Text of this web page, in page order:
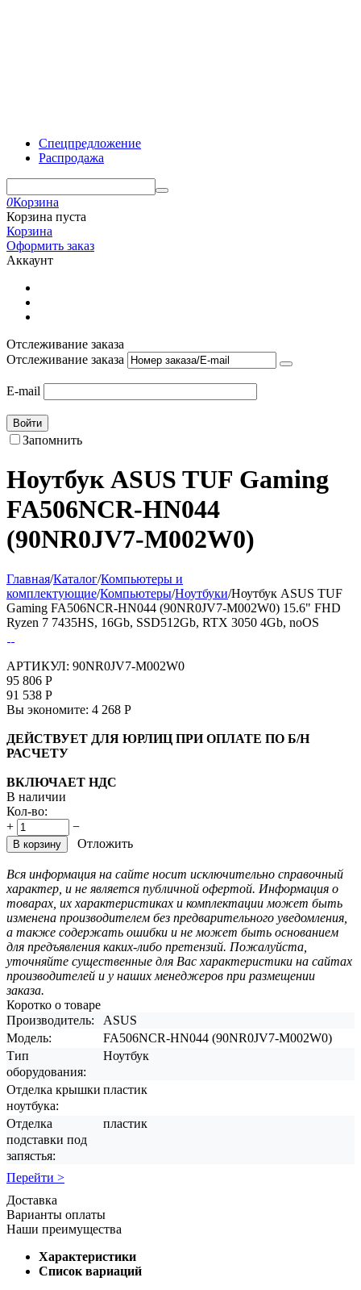
Спецпредложение
Распродажа
0Корзина
Корзина пуста
Корзина
Оформить заказ
Аккаунт
Отслеживание заказа
Отслеживание заказа
E-mail
Войти
Запомнить
Ноутбук ASUS TUF Gaming
FA506NCR-HN044
(90NR0JV7-M002W0)
Главная/Каталог/Компьютеры и
комплектующие/Компьютеры/Ноутбуки/Ноутбук ASUS TUF
Gaming FA506NCR-HN044 (90NR0JV7-M002W0) 15.6" FHD
Ryzen 7 7435HS, 16Gb, SSD512Gb, RTX 3050 4Gb, noOS
АРТИКУЛ: 90NR0JV7-M002W0
95 806 Р
91 538 Р
Вы экономите: 4 268 Р
ДЕЙСТВУЕТ ДЛЯ ЮРЛИЦ ПРИ ОПЛАТЕ ПО Б/Н
РАСЧЕТУ
ВКЛЮЧАЕТ НДС
В наличии
Кол-во:
+
−
В корзину Отложить
Вся информация на сайте носит исключительно справочный
характер, и не является публичной офертой. Информация о
товарах, их характеристиках и комплектации может быть
изменена производителем без предварительного уведомления,
а также содержать ошибки и не может быть основанием
для предъявления каких-либо претензий. Пожалуйста,
уточняйте существенные для Вас характеристики на сайтах
производителей и у наших менеджеров при размещении
заказа.
Коротко о товаре
Производитель:
ASUS
Модель:
FA506NCR-HN044 (90NR0JV7-M002W0)
Тип
оборудования:
Ноутбук
Отделка крышки
ноутбука:
пластик
Отделка
подставки под
запястья:
пластик
Перейти >
Доставка
Варианты оплаты
Наши преимущества
Характеристики
Список вариаций